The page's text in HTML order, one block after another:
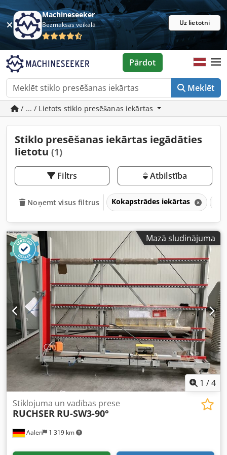
Machineseeker
Bezmaksas veikalā Uz lietotni
Meklēt
Pārdot
/ ... / Lietots stiklo presēšanas iekārtas
Stiklo presēšanas iekārtas iegādāties
lietotu (1)
Filtrs Atbilstība
Noņemt visus filtrus Kokapstrādes iekārtas
Mazā sludinājuma
1 /4
Aalen 1 319 km
Stiklojuma un vadības prese
RUCHSER RU-SW3-90°